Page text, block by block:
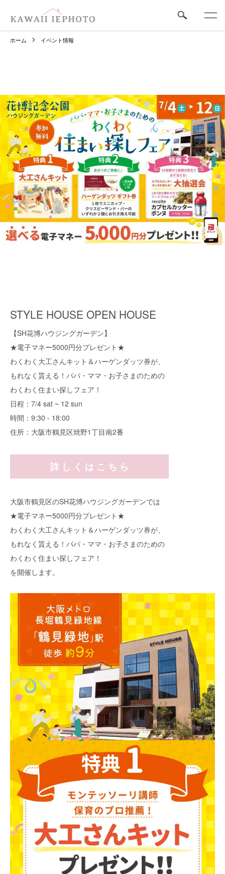
ホーム イベント情報
STYLE HOUSE OPEN HOUSE
【SH花博ハウジングガーデン】
★電子マネー5000円分プレゼント★
わくわく大工さんキット＆ハーゲンダッツ券が、
もれなく貰える！パパ・ママ・お子さまのための
わくわく住まい探しフェア！
日程：7/4 sat ~ 12 sun
時間：9:30 - 18:00
住所：大阪市鶴見区焼野1丁目南2番
詳 し く は こ ち ら
大阪市鶴見区のSH花博ハウジングガーデンでは
★電子マネー5000円分プレゼント★
わくわく大工さんキット＆ハーゲンダッツ券が、
もれなく貰える！パパ・ママ・お子さまのための
わくわく住まい探しフェア！
を開催します。